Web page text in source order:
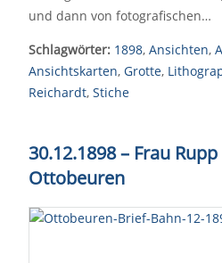
und dann von fotografischen…
Schlagwörter: 1898, Ansichten,
Ansichtskarten, Grotte,
Reichardt, Stiche
30.12.1898 – Frau
Ottobeuren